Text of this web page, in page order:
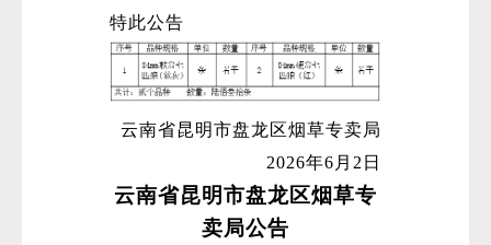
特此公告
云南省昆明市盘龙区烟草专卖局
2026年6月2日
云南省昆明市盘龙区烟草专
卖局公告